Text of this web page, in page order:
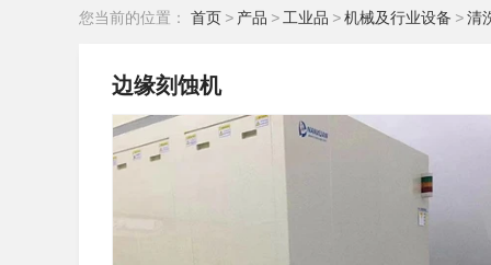
您当前的位置： 首页 > 产品 > 工业品 >机械及行业设备 >清
边缘刻蚀机